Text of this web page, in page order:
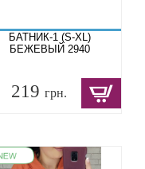
БАТНИК-1 (S-XL)
БЕЖЕВЫЙ 2940
219грн.